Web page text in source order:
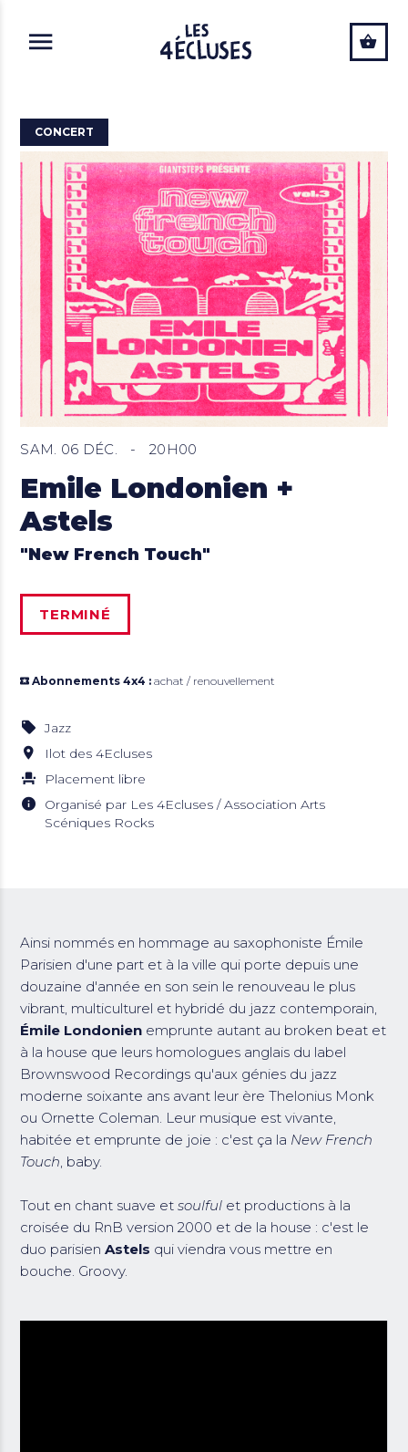
CONCERT
SAM. 06 DÉC. - 20H00
Emile Londonien +
Astels
"New French Touch"
TERMINÉ
Abonnements 4x4 : achat / renouvellement
Jazz
Ilot des 4Ecluses
Placement libre
Organisé par Les 4Ecluses / Association Arts
Scéniques Rocks
Ainsi nommés en hommage au saxophoniste Émile
Parisien d'une part et à la ville qui porte depuis une
douzaine d'année en son sein le renouveau le plus
vibrant, multiculturel et hybridé du jazz contemporain,
Émile Londonien emprunte autant au broken beat et
à la house que leurs homologues anglais du label
Brownswood Recordings qu'aux génies du jazz
moderne soixante ans avant leur ère Thelonius Monk
ou Ornette Coleman. Leur musique est vivante,
habitée et emprunte de joie : c'est ça la New French
Touch, baby.
Tout en chant suave et soulful et productions à la
croisée du RnB version 2000 et de la house : c'est le
duo parisienAstels qui viendra vous mettre en
bouche. Groovy.